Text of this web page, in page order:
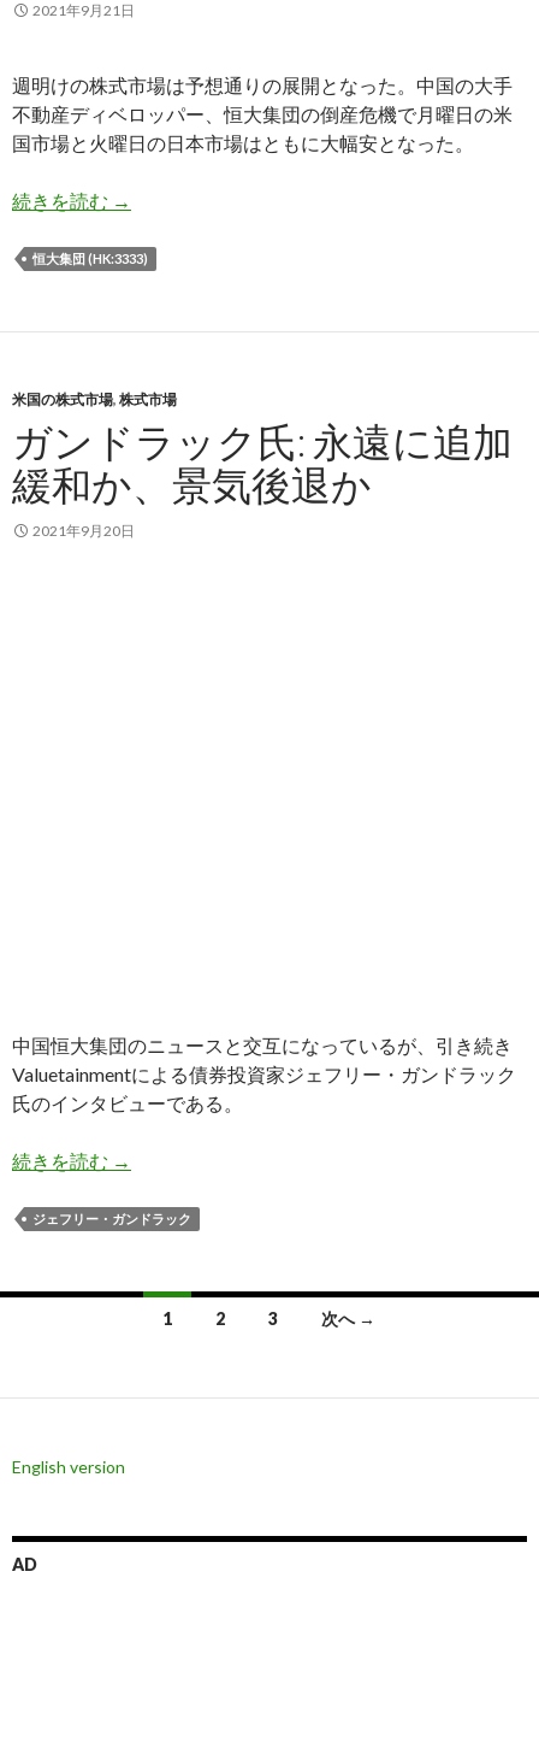
2021年9月21日
週明けの株式市場は予想通りの展開となった。中国の大手
不動産ディベロッパー、恒大集団の倒産危機で月曜日の米
国市場と火曜日の日本市場はともに大幅安となった。
続きを読む 中国恒大集団のデフォルト危機で世界同時株安
→
恒大集団 (HK:3333)
米国の株式市場, 株式市場
ガンドラック氏: 永遠に追加
緩和か、景気後退か
2021年9月20日
中国恒大集団のニュースと交互になっているが、引き続き
Valuetainmentによる債券投資家ジェフリー・ガンドラック
氏のインタビューである。
続きを読む ガンドラック氏: 永遠に追加緩和か、景気後退か
→
ジェフリー・ガンドラック
ナ
ゲ
ー
シ
1 2 3 次へ →
English version
AD